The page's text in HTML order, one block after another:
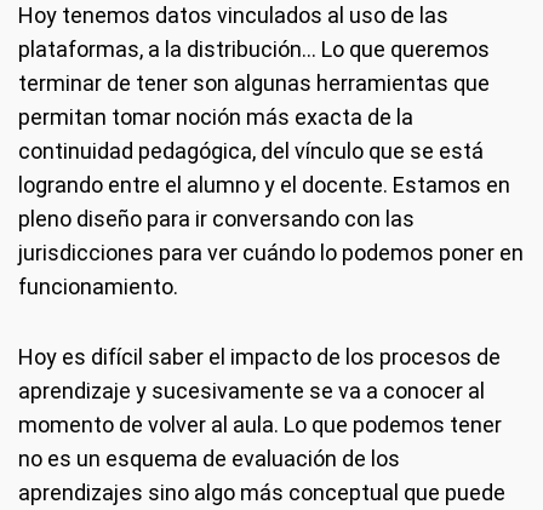
Hoy tenemos datos vinculados al uso de las
plataformas, a la distribución… Lo que queremos
terminar de tener son algunas herramientas que
permitan tomar noción más exacta de la
continuidad pedagógica, del vínculo que se está
logrando entre el alumno y el docente. Estamos en
pleno diseño para ir conversando con las
jurisdicciones para ver cuándo lo podemos poner en
funcionamiento.
Hoy es difícil saber el impacto de los procesos de
aprendizaje y sucesivamente se va a conocer al
momento de volver al aula. Lo que podemos tener
no es un esquema de evaluación de los
aprendizajes sino algo más conceptual que puede